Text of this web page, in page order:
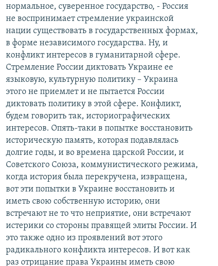
нормальное, суверенное государство, - Россия
не воспринимает стремление украинской
нации существовать в государственных формах,
в форме независимого государства. Ну, и
конфликт интересов в гуманитарной сфере.
Стремление России диктовать Украине ее
языковую, культурную политику – Украина
этого не приемлет и не пытается России
диктовать политику в этой сфере. Конфликт,
будем говорить так, историографических
интересов. Опять-таки в попытке восстановить
историческую память, которая подавлялась
долгие годы, и во времена царской России, и
Советского Союза, коммунистического режима,
когда история была перекручена, извращена,
вот эти попытки в Украине восстановить и
иметь свою собственную историю, они
встречают не то что неприятие, они встречают
истерики со стороны правящей элиты России. И
это также одно из проявлений вот этого
радикального конфликта интересов. И вот как
раз отрицание права Украины иметь свою